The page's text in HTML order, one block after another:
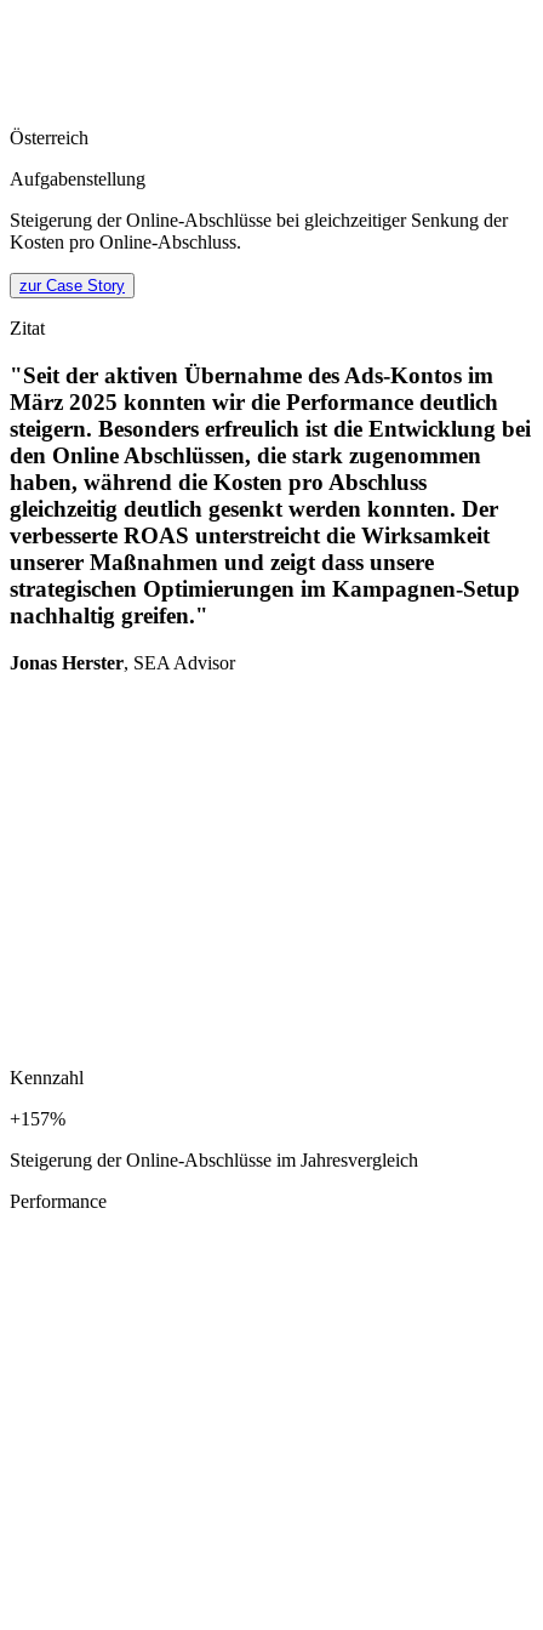
Österreich
Aufgabenstellung
Steigerung der Online-Abschlüsse bei gleichzeitiger Senkung der
Kosten pro Online-Abschluss.
zur Case Story
Zitat
"Seit der aktiven Übernahme des Ads-Kontos im
März 2025 konnten wir die Performance deutlich
steigern. Besonders erfreulich ist die Entwicklung bei
den Online Abschlüssen, die stark zugenommen
haben, während die Kosten pro Abschluss
gleichzeitig deutlich gesenkt werden konnten. Der
verbesserte ROAS unterstreicht die Wirksamkeit
unserer Maßnahmen und zeigt dass unsere
strategischen Optimierungen im Kampagnen-Setup
nachhaltig greifen."
Jonas Herster, SEA Advisor
Kennzahl
+157%
Steigerung der Online-Abschlüsse im Jahresvergleich
Performance